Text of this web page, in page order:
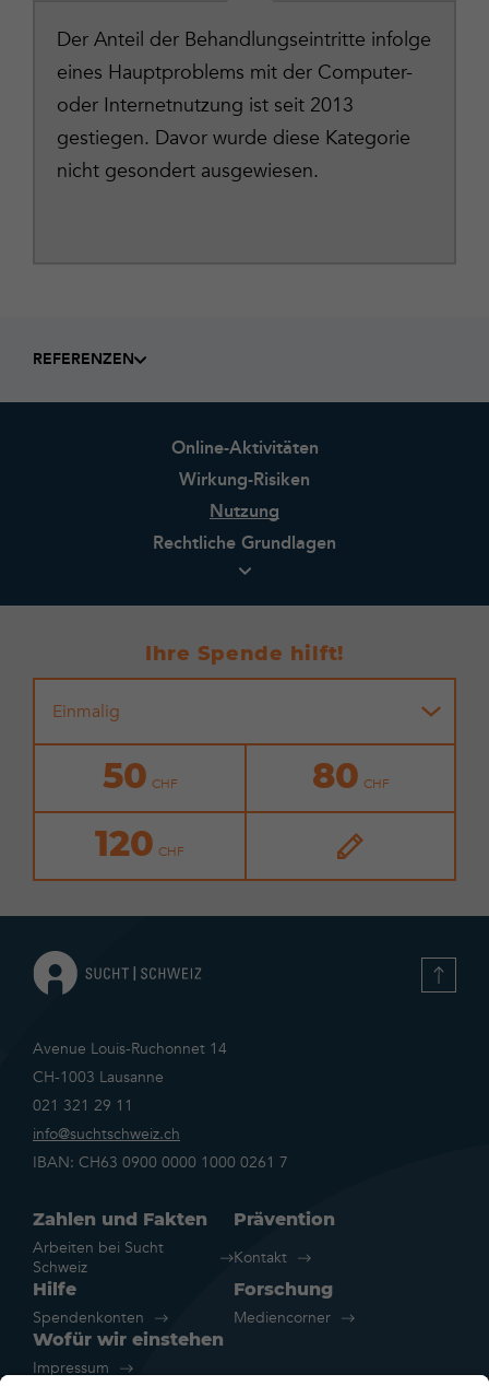
Der Anteil der Behandlungseintritte infolge
eines Hauptproblems mit der Computer-
oder Internetnutzung ist seit 2013
gestiegen. Davor wurde diese Kategorie
nicht gesondert ausgewiesen.
REFERENZEN
Online-Aktivitäten
Wirkung-Risiken
Nutzung
Rechtliche Grundlagen
Ihre Spende hilft!
Einmalig
50
80
120
Avenue Louis-Ruchonnet 14
CH-1003 Lausanne
021 321 29 11
info@suchtschweiz.ch
IBAN: CH63 0900 0000 1000 0261 7
Zahlen und Fakten
Arbeiten bei Sucht
Schweiz
Prävention
Kontakt
Hilfe
Spendenkonten
Forschung
Mediencorner
Wofür wir einstehen
Impressum